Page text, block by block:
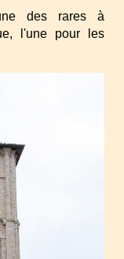
des rares à
l'une pour les